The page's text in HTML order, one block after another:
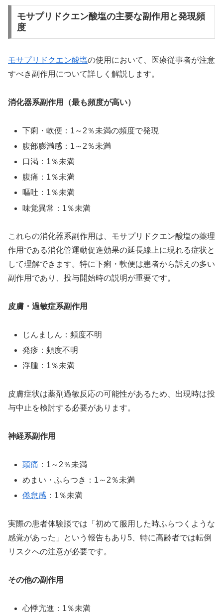
モサプリドクエン酸塩の主要な副作用と発現頻
度
モサプリドクエン酸塩の使用において、医療従事者が注意
すべき副作用について詳しく解説します。
消化器系副作用（最も頻度が高い）
下痢・軟便：1～2％未満の頻度で発現
腹部膨満感：1～2％未満
口渇：1％未満
腹痛：1％未満
嘔吐：1％未満
味覚異常：1％未満
これらの消化器系副作用は、モサプリドクエン酸塩の薬理
作用である消化管運動促進効果の延長線上に現れる症状と
して理解できます。特に下痢・軟便は患者から訴えの多い
副作用であり、投与開始時の説明が重要です。
皮膚・過敏症系副作用
じんましん：頻度不明
発疹：頻度不明
浮腫：1％未満
皮膚症状は薬剤過敏反応の可能性があるため、出現時は投
与中止を検討する必要があります。
神経系副作用
頭痛 ：1～2％未満
めまい・ふらつき：1～2％未満
倦怠感 ：1％未満
実際の患者体験談では「初めて服用した時ふらつくような
感覚があった」という報告もあり5、特に高齢者では転倒
リスクへの注意が必要です。
その他の副作用
心悸亢進：1％未満